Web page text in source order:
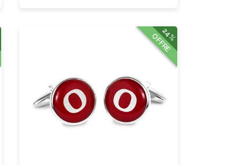
24%
OFFRE